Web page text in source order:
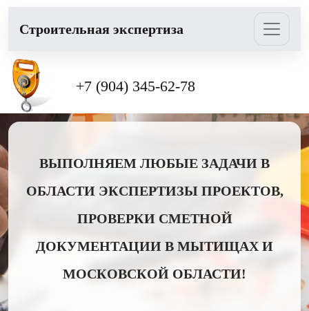
Cтроительная экспертиза
+7 (904) 345-62-78
ВЫПОЛНЯЕМ ЛЮБЫЕ ЗАДАЧИ В
ОБЛАСТИ ЭКСПЕРТИЗЫ ПРОЕКТОВ,
ПРОВЕРКИ СМЕТНОЙ
ДОКУМЕНТАЦИИ В МЫТИЩАХ И
МОСКОВСКОЙ ОБЛАСТИ!